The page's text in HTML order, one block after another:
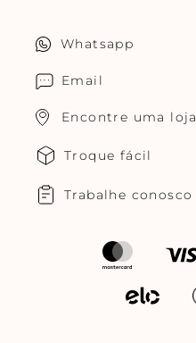
Whatsapp
Email
Encontre uma loja
Troque fácil
Trabalhe conosco